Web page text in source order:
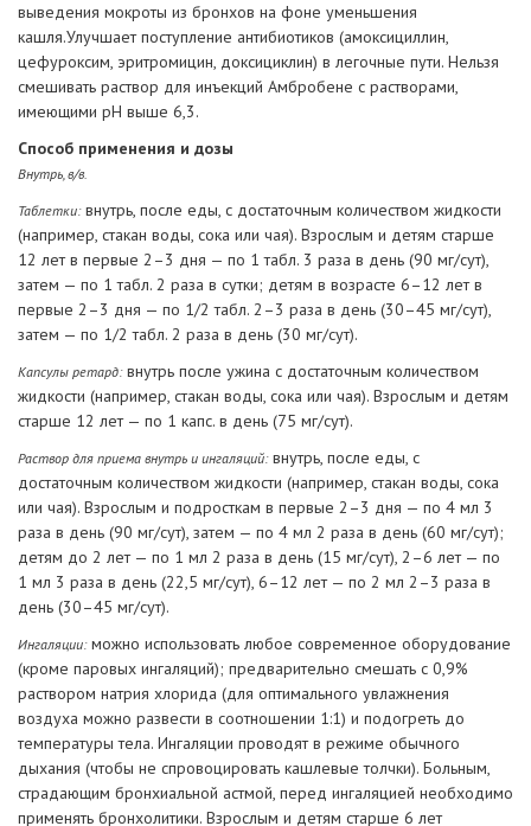
выведения мокроты из бронхов на фоне уменьшения
кашля.Улучшает поступление антибиотиков (амоксициллин,
цефуроксим, эритромицин, доксициклин) в легочные пути. Нельзя
смешивать раствор для инъекций Амбробене с растворами,
имеющими рН выше 6,3.
Способ применения и дозы
Внутрь, в/в.
Таблетки:внутрь, после еды, с достаточным количеством жидкости
(например, стакан воды, сока или чая). Взрослым и детям старше
12 лет в первые 2–3 дня — по 1 табл. 3 раза в день (90 мг/сут),
затем — по 1 табл. 2 раза в сутки; детям в возрасте 6–12 лет в
первые 2–3 дня — по 1/2 табл. 2–3 раза в день (30–45 мг/сут),
затем — по 1/2 табл. 2 раза в день (30 мг/сут).
Капсулы ретард:внутрь после ужина с достаточным количеством
жидкости (например, стакан воды, сока или чая). Взрослым и детям
старше 12 лет — по 1 капс. в день (75 мг/сут).
Раствор для приема внутрь и ингаляций:внутрь, после еды, с
достаточным количеством жидкости (например, стакан воды, сока
или чая). Взрослым и подросткам в первые 2–3 дня — по 4 мл 3
раза в день (90 мг/сут), затем — по 4 мл 2 раза в день (60 мг/сут);
детям до 2 лет — по 1 мл 2 раза в день (15 мг/сут), 2–6 лет — по
1 мл 3 раза в день (22,5 мг/сут), 6–12 лет — по 2 мл 2–3 раза в
день (30–45 мг/сут).
Ингаляции:можно использовать любое современное оборудование
(кроме паровых ингаляций); предварительно смешать с 0,9%
раствором натрия хлорида (для оптимального увлажнения
воздуха можно развести в соотношении 1:1) и подогреть до
температуры тела. Ингаляции проводят в режиме обычного
дыхания (чтобы не спровоцировать кашлевые толчки). Больным,
страдающим бронхиальной астмой, перед ингаляцией необходимо
применять бронхолитики. Взрослым и детям старше 6 лет